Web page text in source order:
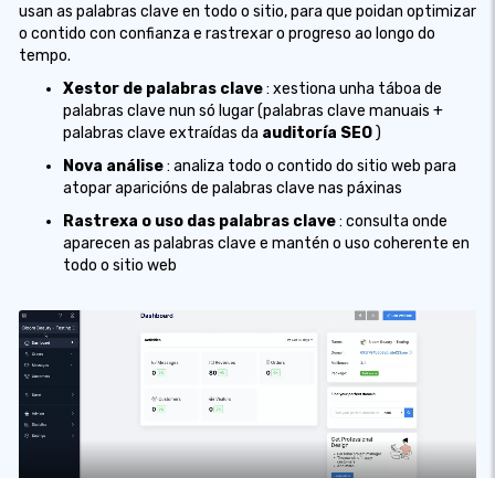
usan as palabras clave en todo o sitio, para que poidan optimizar
o contido con confianza e rastrexar o progreso ao longo do
tempo.
Xestor de palabras clave: xestiona unha táboa de
palabras clave nun só lugar (palabras clave manuais +
palabras clave extraídas da auditoría SEO)
Nova análise: analiza todo o contido do sitio web para
atopar aparicións de palabras clave nas páxinas
Rastrexa o uso das palabras clave: consulta onde
aparecen as palabras clave e mantén o uso coherente en
todo o sitio web